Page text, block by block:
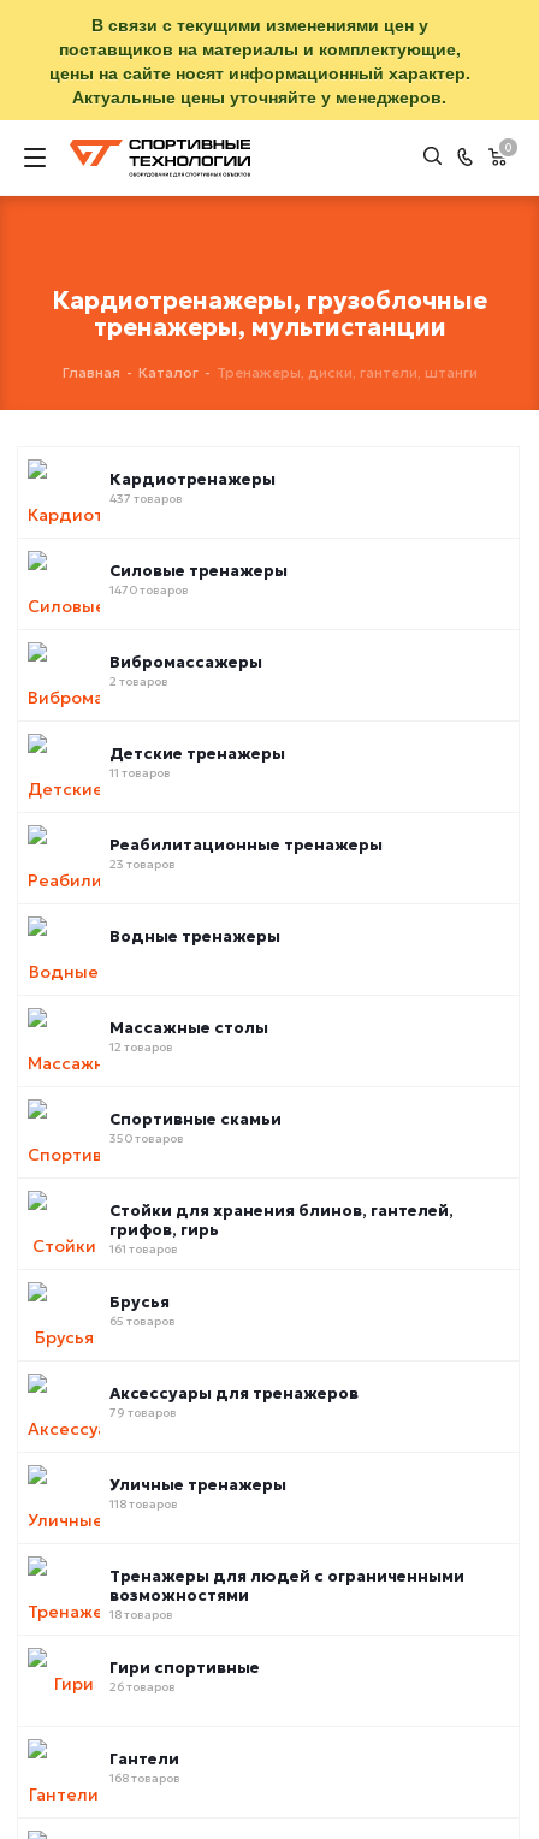
В связи с текущими изменениями цен у
поставщиков на материалы и комплектующие,
цены на сайте носят информационный характер.
Актуальные цены уточняйте у менеджеров.
0
Кардиотренажеры, грузоблочные
тренажеры, мультистанции
Главная - Каталог - Тренажеры, диски, гантели, штанги
Кардиотренажеры
437 товаров
Силовые тренажеры
1470 товаров
Вибромассажеры
2 товаров
Детские тренажеры
11 товаров
Реабилитационные тренажеры
23 товаров
Водные тренажеры
Массажные столы
12 товаров
Спортивные скамьи
350 товаров
Стойки для хранения блинов, гантелей,
грифов, гирь
161 товаров
Брусья
65 товаров
Аксессуары для тренажеров
79 товаров
Уличные тренажеры
118 товаров
Тренажеры для людей с ограниченными
возможностями
18 товаров
Гири спортивные
26 товаров
Гантели
168 товаров